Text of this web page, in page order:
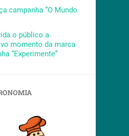
campanha “O Mundo
o público a
momento da marca
“Experimente”